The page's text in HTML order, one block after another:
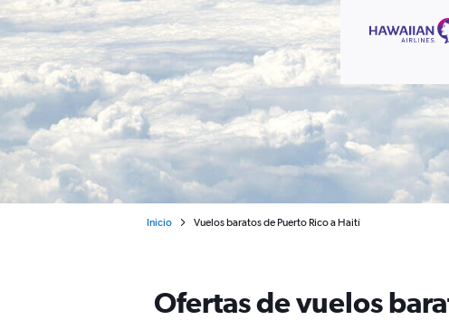
Inicio Vuelos baratos de Puerto Rico a Haití
Ofertas de vuelos